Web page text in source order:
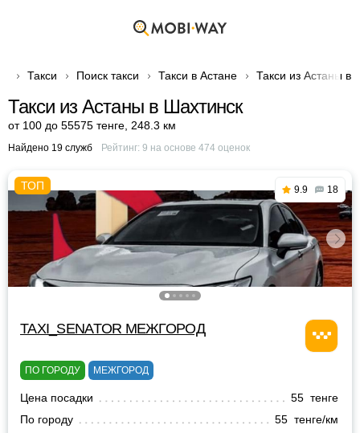
Такси Поиск такси Такси в Астане Такси из Астаны в
Такси из Астаны в Шахтинск
от 100 до 55575 тенге 248.3 км
Найдено 19 служб Рейтинг: 9 на основе 474оценок
9.9 18
TAXI_SENATOR МЕЖГОРОД
ПО ГОРОДУ МЕЖГОРОД
Цена посадки
55 тенге
По городу
55 тенге/км